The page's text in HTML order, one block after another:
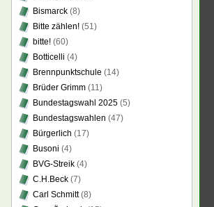
Bismarck (8)
Bitte zählen! (51)
bitte! (60)
Botticelli (4)
Brennpunktschule (14)
Brüder Grimm (11)
Bundestagswahl 2025 (5)
Bundestagswahlen (47)
Bürgerlich (17)
Busoni (4)
BVG-Streik (4)
C.H.Beck (7)
Carl Schmitt(8)